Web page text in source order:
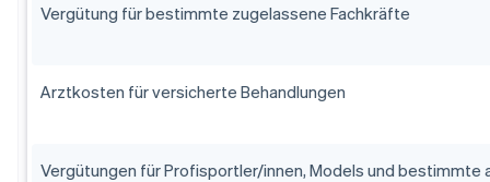
Vergütung für bestimmte zugelassene Fachkräfte
Arztkosten für versicherte Behandlungen
Vergütungen für Profisportler/innen, Models und bestimmte